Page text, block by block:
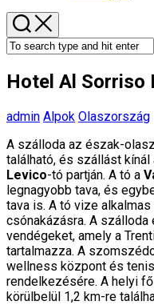
Hotel Al Sorriso
admin Alpok Olaszország
A szálloda az észak-
található, és szállást
Levico-tó partján. A tó a
legnagyobb tava, és
tava is. A tó vize
csónakázásra. A szálloda
vendégeket, amely a
tartalmazza. A
wellness központ és
rendelkezésére. A helyi
körülbelül 1,2 km-re